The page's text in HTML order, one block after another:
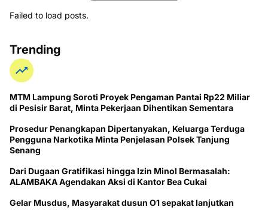
Failed to load posts.
Trending
MTM Lampung Soroti Proyek Pengaman Pantai Rp22 Miliar
di Pesisir Barat, Minta Pekerjaan Dihentikan Sementara
Prosedur Penangkapan Dipertanyakan, Keluarga Terduga
Pengguna Narkotika Minta Penjelasan Polsek Tanjung
Senang
Dari Dugaan Gratifikasi hingga Izin Minol Bermasalah:
ALAMBAKA Agendakan Aksi di Kantor Bea Cukai
Gelar Musdus, Masyarakat dusun O1 sepakat lanjutkan